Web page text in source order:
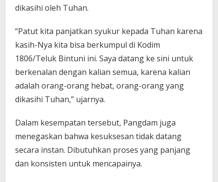
dikasihi oleh Tuhan.
“Patut kita panjatkan syukur kepada Tuhan karena
kasih-Nya kita bisa berkumpul di Kodim
1806/Teluk Bintuni ini. Saya datang ke sini untuk
berkenalan dengan kalian semua, karena kalian
adalah orang-orang hebat, orang-orang yang
dikasihi Tuhan,” ujarnya.
Dalam kesempatan tersebut, Pangdam juga
menegaskan bahwa kesuksesan tidak datang
secara instan. Dibutuhkan proses yang panjang
dan konsisten untuk mencapainya.